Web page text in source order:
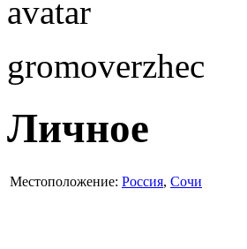
gromoverzhec
Личное
Местоположение: Россия, Сочи